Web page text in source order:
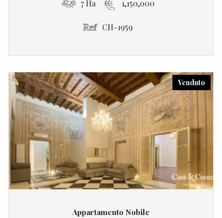
7 Ha 1,150,000
CH-1959
Venduto
Appartamento Nobile